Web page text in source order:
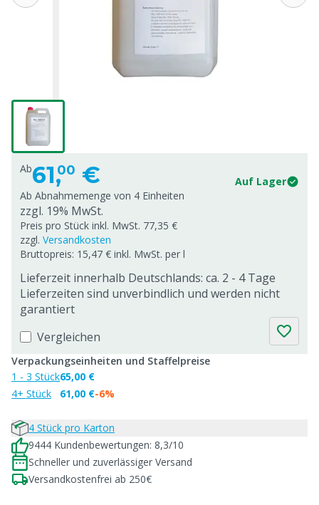
Ab61,00 €
Auf Lager
Ab Abnahmemenge von 4 Einheiten
zzgl. 19% MwSt.
Preis pro Stück inkl. MwSt. 77,35 €
zzgl. Versandkosten
Bruttopreis: 15,47 € inkl. MwSt. per l
Lieferzeit innerhalb Deutschlands: ca. 2 - 4 Tage
Lieferzeiten sind unverbindlich und werden nicht
garantiert
Vergleichen
Verpackungseinheiten und Staffelpreise
1 - 3 Stück
4+ Stück
65,00 €
61,00 €-6%
4 Stück pro Karton
9444 Kundenbewertungen: 8,3/10
Schneller und zuverlässiger Versand
Versandkostenfrei ab 250€